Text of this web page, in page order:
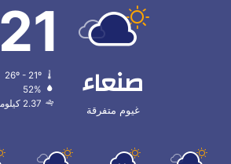
صنعاء
غيوم متفرقة
21
26º - 21º
52%
2.37 كيلومتر/ساعة